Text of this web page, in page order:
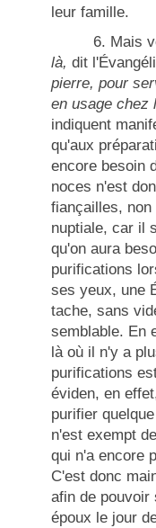
leur famille.
6. Mais
là, dit
pierre, pour
en usage chez
indiquent
qu'aux
encore besoin
noces n'est
fiançailles, non
nuptiale, car il
qu'on aura
purifications
ses yeux, une
tache, sans
semblable. En
là où il n'y a
purifications
éviden, en
purifier
n'est exempt
qui n'a encore
C'est donc
afin de pouvoir
époux le jour